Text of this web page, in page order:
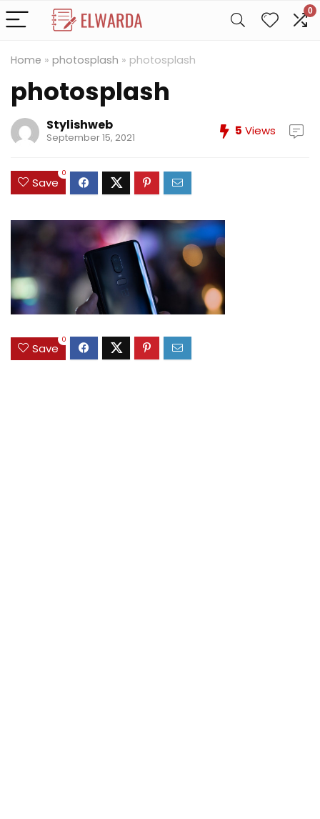
0
Home » photosplash » photosplash
photosplash
Stylishweb
September 15, 2021 5 Views
Save
0
Save
0